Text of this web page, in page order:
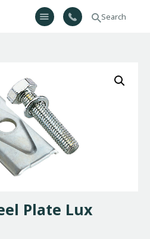
Bikelab
Εμάς
Plate Lux